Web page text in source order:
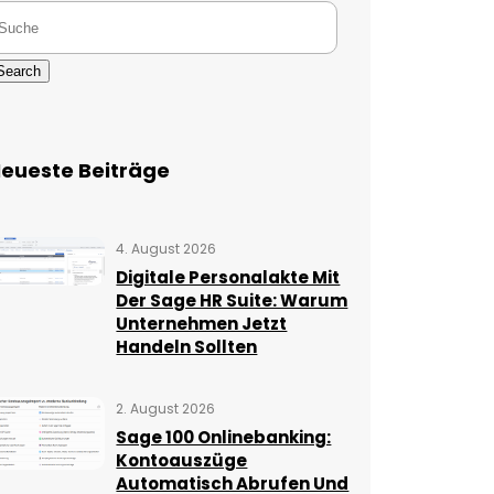
Beiträge
4. August 2026
Digitale Personalakte Mit
Der Sage HR Suite: Warum
Unternehmen Jetzt
Handeln Sollten
2. August 2026
Sage 100 Onlinebanking:
Kontoauszüge
Automatisch Abrufen Und